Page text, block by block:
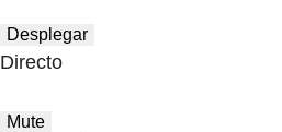
Desplegar
Directo
Mute